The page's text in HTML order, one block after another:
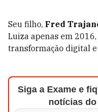
Seu filho, Fred
Luiza apenas em
transformação digital
Siga a Exame e
notícias